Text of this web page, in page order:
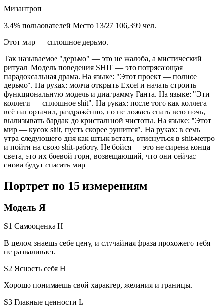
Мизантроп
3.4% пользователей Место 13/27 106,399 чел.
Этот мир — сплошное дерьмо.
Так называемое "дерьмо" — это не жалоба, а мистический
ритуал. Модель поведения SHIT — это потрясающая
парадоксальная драма. На языке: "Этот проект — полное
дерьмо". На руках: молча открыть Excel и начать строить
функциональную модель и диаграмму Ганта. На языке: "Эти
коллеги — сплошное shit". На руках: после того как коллега
всё напортачил, раздражённо, но не ложась спать всю ночь,
вылизывать бардак до кристальной чистоты. На языке: "Этот
мир — кусок shit, пусть скорее рушится". На руках: в семь
утра следующего дня как штык встать, втиснуться в shit-метро
и пойти на свою shit-работу. Не бойся — это не сирена конца
света, это их боевой горн, возвещающий, что они сейчас
снова будут спасать мир.
Портрет по 15 измерениям
Модель Я
S1 Самооценка H
В целом знаешь себе цену, и случайная фраза прохожего тебя
не разваливает.
S2 Ясность себя H
Хорошо понимаешь свой характер, желания и границы.
S3 Главные ценности L